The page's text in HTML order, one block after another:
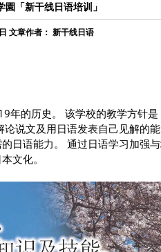
「新干线日语培训」
文章作者： 新干线日语
年的历史。 该学校的教学方针是
说文及用日语发表自己见解的
日语能力。 通过日语学习加强
文化。